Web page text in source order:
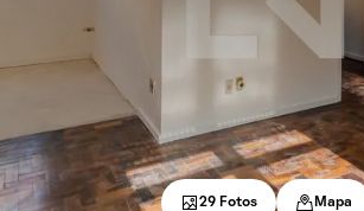
29 Fotos Mapa